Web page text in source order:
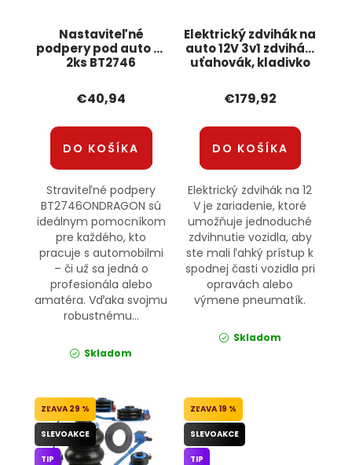
Nastaviteľné
podpery pod auto 6t
2ks BT2746
€40,94
DO KOŠÍKA
Straviteľné podpery
BT2746ONDRAGON sú
ideálnym pomocníkom
pre každého, kto
pracuje s automobilmi
– či už sa jedná o
profesionála alebo
amatéra. Vďaka svojmu
robustnému...
Skladom
Elektrický zdvihák na
auto 12V 3v1 zdvihák,
uťahovák, kladivko
BOXER
€179,92
DO KOŠÍKA
Elektrický zdvihák na 12
V je zariadenie, ktoré
umožňuje jednoduché
zdvihnutie vozidla, aby
ste mali ľahký prístup k
spodnej časti vozidla pri
opravách alebo
výmene pneumatík.
Skladom
29 %
SLEVOAKCE
TIP
19 %
SLEVOAKCE
TIP